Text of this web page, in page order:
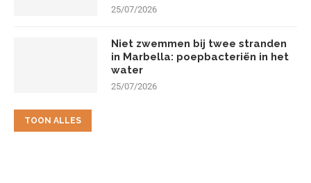
25/07/2026
Niet zwemmen bij twee stranden
in Marbella: poepbacteriën in het
water
25/07/2026
TOON ALLES